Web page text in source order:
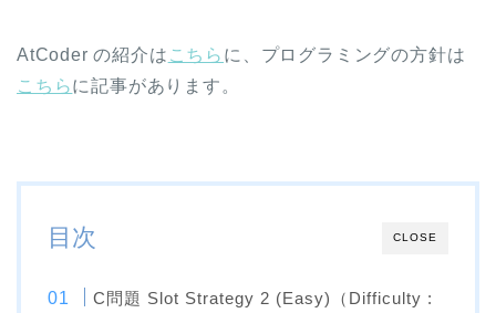
AtCoder の紹介は こちら に、プログラミングの方針は
こちらに記事があります。
CLOSE
目次
C問題 Slot Strategy 2 (Easy)（Difficulty :